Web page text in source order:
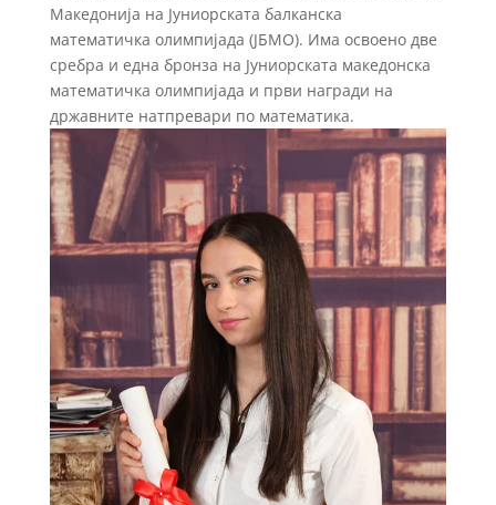
Македонија на Јуниорската балканска
математичка олимпијада (ЈБМО). Има освоено две
сребра и една бронза на Јуниорската македонска
математичка олимпијада и први награди на
државните натпревари по математика.